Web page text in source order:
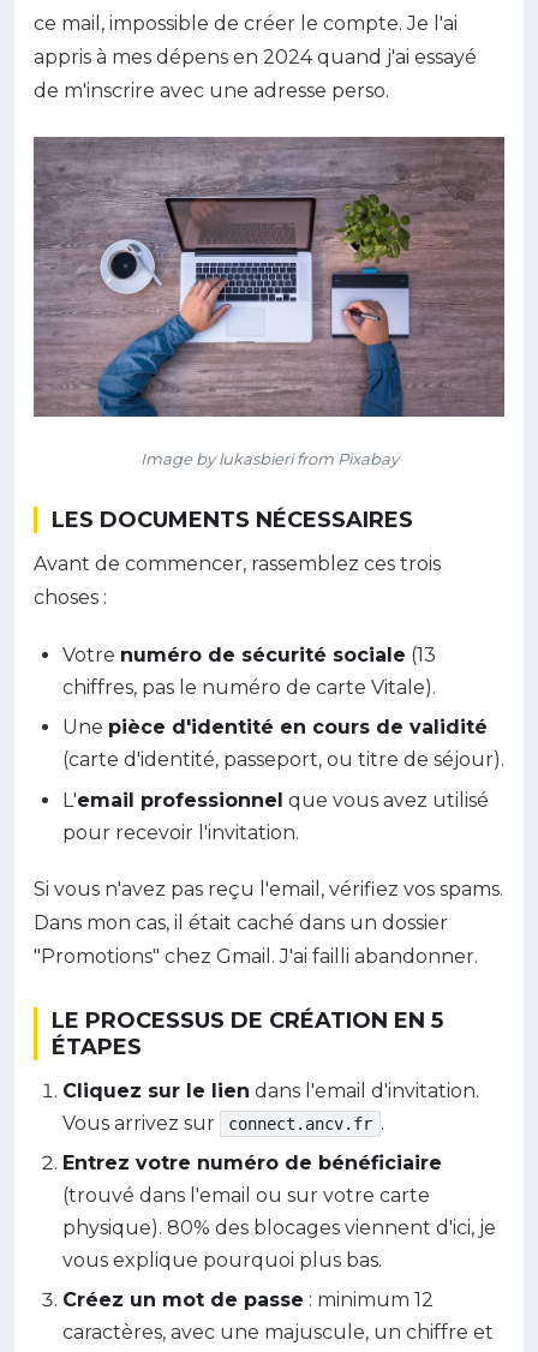
ce mail, impossible de créer le compte. Je l'ai
appris à mes dépens en 2024 quand j'ai essayé
de m'inscrire avec une adresse perso.
Image by lukasbieri from Pixabay
LES DOCUMENTS NÉCESSAIRES
Avant de commencer, rassemblez ces trois
choses :
Votre numéro de sécurité sociale (13
chiffres, pas le numéro de carte Vitale).
Une pièce d'identité en cours de validité
(carte d'identité, passeport, ou titre de séjour).
L'email professionnel que vous avez utilisé
pour recevoir l'invitation.
Si vous n'avez pas reçu l'email, vérifiez vos spams.
Dans mon cas, il était caché dans un dossier
"Promotions" chez Gmail. J'ai failli abandonner.
LE PROCESSUS DE CRÉATION EN 5
ÉTAPES
Cliquez sur le lien dans l'email d'invitation.
Vous arrivez sur
connect.ancv.fr .
Entrez votre numéro de bénéficiaire
(trouvé dans l'email ou sur votre carte
physique). 80% des blocages viennent d'ici, je
vous explique pourquoi plus bas.
Créez un mot de passe : minimum 12
caractères, avec une majuscule, un chiffre et